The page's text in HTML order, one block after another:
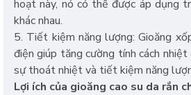
hoạt này, nó có thể được áp dụng
khác nhau.
5. Tiết kiệm năng lượng: Gioăng
điện giúp tăng cường tính cách nhiệt
sự thoát nhiệt và tiết kiệm năng
Lợi ích của gioăng cao su da rắn